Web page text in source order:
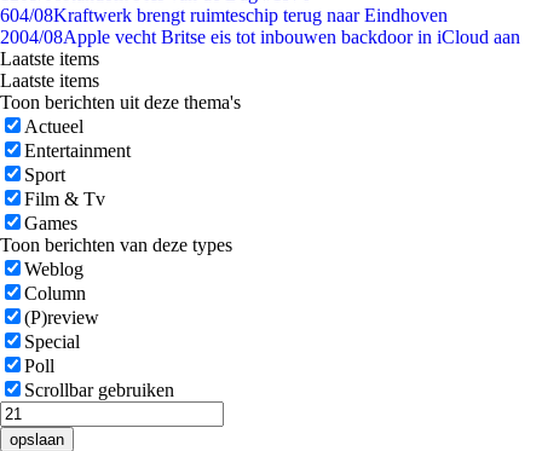
604/08Kraftwerk brengt ruimteschip terug naar Eindhoven
2004/08Apple vecht Britse eis tot inbouwen backdoor in iCloud aan
Laatste items
Laatste items
Toon berichten uit deze thema's
Actueel
Entertainment
Sport
Film & Tv
Games
Toon berichten van deze types
Weblog
Column
(P)review
Special
Poll
Scrollbar gebruiken
opslaan